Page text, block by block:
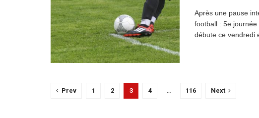
Après une pause
football : 5e
débute ce vendredi
Prev 1 2 3 4 116 Next